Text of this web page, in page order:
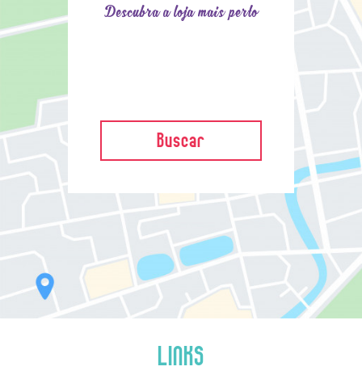
Descubra a loja mais perto
Buscar
LINKS